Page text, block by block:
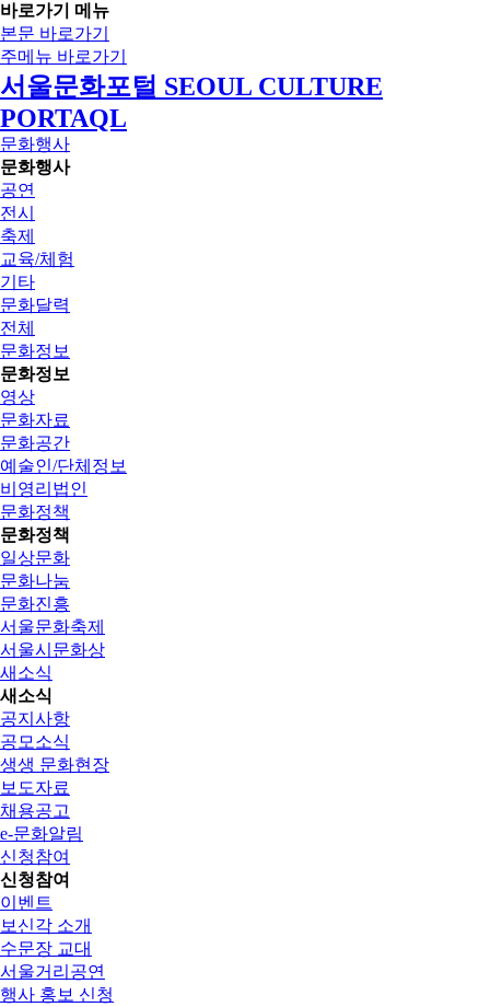
바로가기 메뉴
본문 바로가기
주메뉴 바로가기
서울문화포털 SEOUL CULTURE
PORTAQL
문화행사
문화행사
공연
전시
축제
교육/체험
기타
문화달력
전체
문화정보
문화정보
영상
문화자료
문화공간
예술인/단체정보
비영리법인
문화정책
문화정책
일상문화
문화나눔
문화진흥
서울문화축제
서울시문화상
새소식
새소식
공지사항
공모소식
생생 문화현장
보도자료
채용공고
e-문화알림
신청참여
신청참여
이벤트
보신각 소개
수문장 교대
서울거리공연
행사 홍보 신청